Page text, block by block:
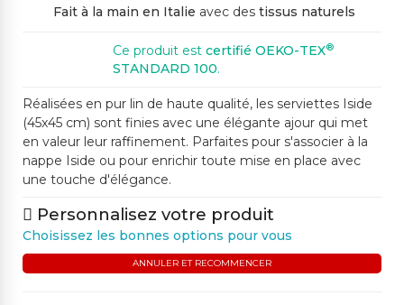
Fait à la main en Italie avec des tissus naturels
Ce produit est certifié OEKO-TEX®
STANDARD 100.
Réalisées en pur lin de haute qualité, les serviettes Iside
(45x45 cm) sont finies avec une élégante ajour qui met
en valeur leur raffinement. Parfaites pour s'associer à la
nappe Iside ou pour enrichir toute mise en place avec
une touche d'élégance.
Personnalisez votre produit
Choisissez les bonnes options pour vous
ANNULER ET RECOMMENCER